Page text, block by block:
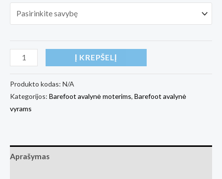
produkto
Barefoot
Sneakers
Vivobarefoot
ESC
Į KREPŠELĮ
Produkto kodas: N/A
Kategorijos: Barefoot avalynė moterims, Barefoot avalynė
vyrams
Aprašymas